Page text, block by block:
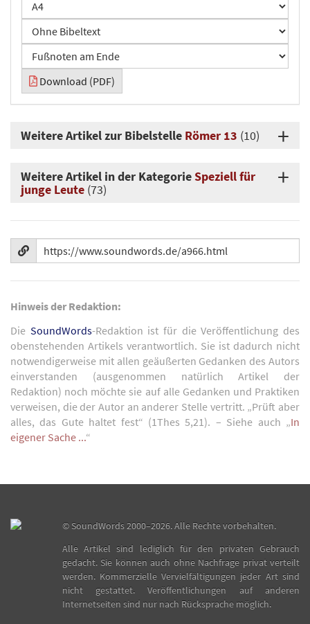
Download (PDF)
Weitere Artikel zur Bibelstelle Römer 13 (10)
Weitere Artikel in der KategorieSpeziell für
junge Leute (73)
Hinweis der Redaktion:
Die SoundWords-Redaktion ist für die Veröffentlichung des
obenstehenden Artikels verantwortlich. Sie ist dadurch nicht
notwendigerweise mit allen geäußerten Gedanken des Autors
einverstanden (ausgenommen natürlich Artikel der
Redaktion) noch möchte sie auf alle Gedanken und Praktiken
verweisen, die der Autor an anderer Stelle vertritt. „Prüft aber
alles, das Gute haltet fest“ (1Thes 5,21). – Siehe auch „In
eigener Sache ...“
©SoundWords2000–2026. Alle Rechte vorbehalten.
Alle Artikel sind lediglich für den privaten Gebrauch
gedacht. Sie können auch ohne Nachfrage privat verteilt
werden. Kommerzielle Vervielfältigungen jeder Art sind
nicht gestattet. Veröffentlichungen auf anderen
Internetseiten sind nur nach Rücksprache möglich.